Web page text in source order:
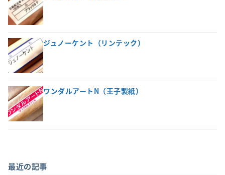
ジュノーケント（リンテック）
ワンダルアートN（王子製紙）
最近の記事